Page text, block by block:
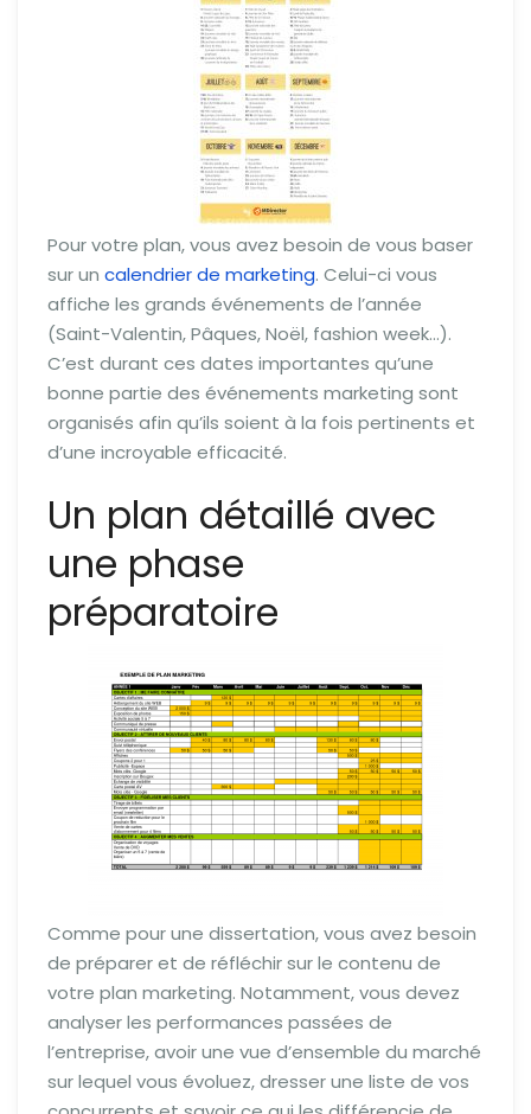
Pour votre plan, vous avez besoin de vous baser
sur un calendrier de marketing. Celui-ci vous
affiche les grands événements de l’année
(Saint-Valentin, Pâques, Noël, fashion week…).
C’est durant ces dates importantes qu’une
bonne partie des événements marketing sont
organisés afin qu’ils soient à la fois pertinents et
d’une incroyable efficacité.
Un plan détaillé avec
une phase
préparatoire
Comme pour une dissertation, vous avez besoin
de préparer et de réfléchir sur le contenu de
votre plan marketing. Notamment, vous devez
analyser les performances passées de
l’entreprise, avoir une vue d’ensemble du marché
sur lequel vous évoluez, dresser une liste de vos